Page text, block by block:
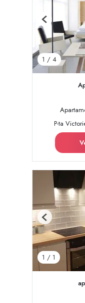
1 / 4
Previous
P-ta
1 / 1
Previous